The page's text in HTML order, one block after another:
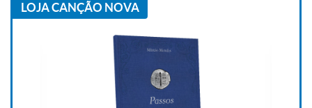
LOJA CANÇÃO NOVA